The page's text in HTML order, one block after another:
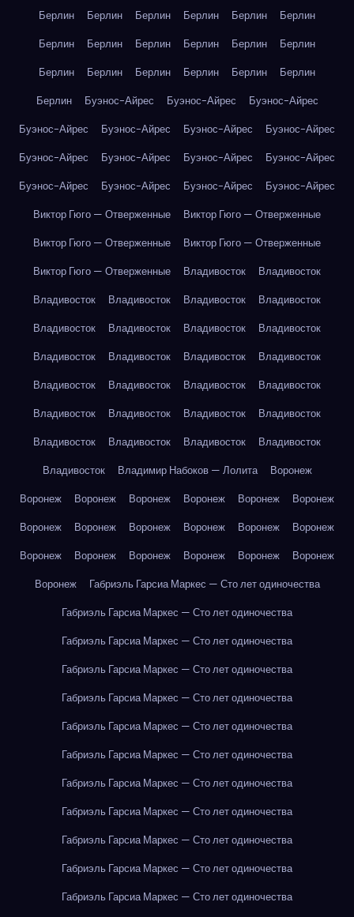
Берлин Берлин Берлин Берлин Берлин
Берлин
Берлин
Берлин Берлин Берлин Берлин
Берлин
Берлин
Берлин Берлин Берлин Берлин
Берлин
Берлин
Буэнос-Айрес Буэнос-Айрес
Буэнос-Айрес
Буэнос-Айрес
Буэнос-Айрес Буэнос-Айрес
Буэнос-Айрес
Буэнос-Айрес
Буэнос-Айрес Буэнос-Айрес
Буэнос-Айрес
Буэнос-Айрес
Буэнос-Айрес Буэнос-Айрес
Буэнос-Айрес
Виктор Гюго — Отверженные
Виктор Гюго — Отверженные
Виктор Гюго — Отверженные
Виктор Гюго — Отверженные
Виктор Гюго — Отверженные
Владивосток
Владивосток
Владивосток
Владивосток Владивосток
Владивосток
Владивосток
Владивосток Владивосток
Владивосток
Владивосток
Владивосток Владивосток
Владивосток
Владивосток
Владивосток Владивосток
Владивосток
Владивосток
Владивосток Владивосток
Владивосток
Владивосток
Владивосток Владивосток
Владивосток
Владивосток
Владимир Набоков — Лолита
Воронеж
Воронеж
Воронеж Воронеж Воронеж Воронеж
Воронеж
Воронеж
Воронеж Воронеж Воронеж Воронеж
Воронеж
Воронеж
Воронеж Воронеж Воронеж Воронеж
Воронеж
Воронеж
Габриэль Гарсиа Маркес — Сто лет одиночества
Габриэль Гарсиа Маркес — Сто лет одиночества
Габриэль Гарсиа Маркес — Сто лет одиночества
Габриэль Гарсиа Маркес — Сто лет одиночества
Габриэль Гарсиа Маркес — Сто лет одиночества
Габриэль Гарсиа Маркес — Сто лет одиночества
Габриэль Гарсиа Маркес — Сто лет одиночества
Габриэль Гарсиа Маркес — Сто лет одиночества
Габриэль Гарсиа Маркес — Сто лет одиночества
Габриэль Гарсиа Маркес — Сто лет одиночества
Габриэль Гарсиа Маркес — Сто лет одиночества
Габриэль Гарсиа Маркес — Сто лет одиночества